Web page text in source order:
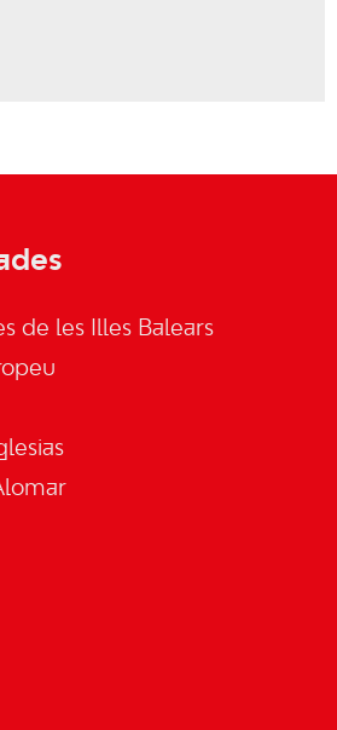
de les Illes Balears